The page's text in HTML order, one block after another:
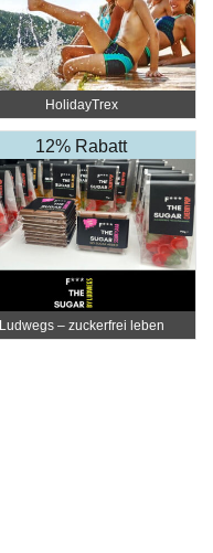
HolidayTrex
12% Rabatt
Ludwegs – zuckerfrei leben